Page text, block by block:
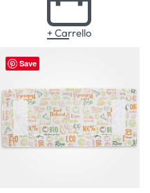
+ Carrello
Save